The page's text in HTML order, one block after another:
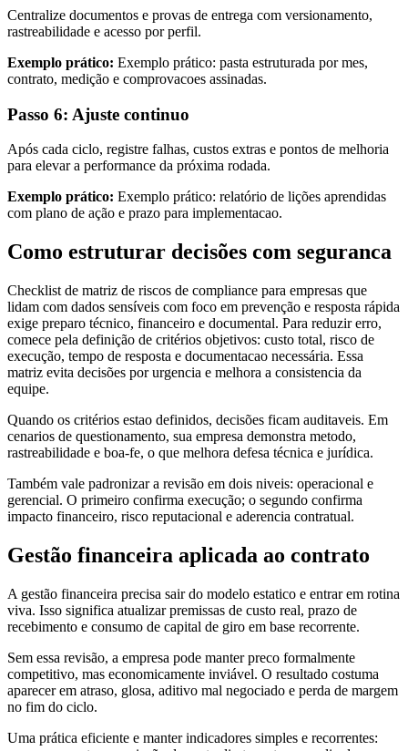
Centralize documentos e provas de entrega com versionamento,
rastreabilidade e acesso por perfil.
Exemplo prático: Exemplo prático: pasta estruturada por mes,
contrato, medição e comprovacoes assinadas.
Passo 6: Ajuste continuo
Após cada ciclo, registre falhas, custos extras e pontos de melhoria
para elevar a performance da próxima rodada.
Exemplo prático: Exemplo prático: relatório de lições aprendidas
com plano de ação e prazo para implementacao.
Como estruturar decisões com seguranca
Checklist de matriz de riscos de compliance para empresas que
lidam com dados sensíveis com foco em prevenção e resposta rápida
exige preparo técnico, financeiro e documental. Para reduzir erro,
comece pela definição de critérios objetivos: custo total, risco de
execução, tempo de resposta e documentacao necessária. Essa
matriz evita decisões por urgencia e melhora a consistencia da
equipe.
Quando os critérios estao definidos, decisões ficam auditaveis. Em
cenarios de questionamento, sua empresa demonstra metodo,
rastreabilidade e boa-fe, o que melhora defesa técnica e jurídica.
Também vale padronizar a revisão em dois niveis: operacional e
gerencial. O primeiro confirma execução; o segundo confirma
impacto financeiro, risco reputacional e aderencia contratual.
Gestão financeira aplicada ao contrato
A gestão financeira precisa sair do modelo estatico e entrar em rotina
viva. Isso significa atualizar premissas de custo real, prazo de
recebimento e consumo de capital de giro em base recorrente.
Sem essa revisão, a empresa pode manter preco formalmente
competitivo, mas economicamente inviável. O resultado costuma
aparecer em atraso, glosa, aditivo mal negociado e perda de margem
no fim do ciclo.
Uma prática eficiente e manter indicadores simples e recorrentes: